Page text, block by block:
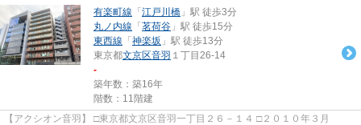
有楽町線 「 江戸川橋 」駅 徒歩3分
丸ノ内線 「 茗荷谷 」駅 徒歩15分
東西線 「 神楽坂 」駅 徒歩13分
東京都文京区音羽 １丁目26-14
-
築年数：築16年
階数：11階建
【アクシオン音羽】 □東京都文京区音羽一丁目２６－１４ □２０１０年３月